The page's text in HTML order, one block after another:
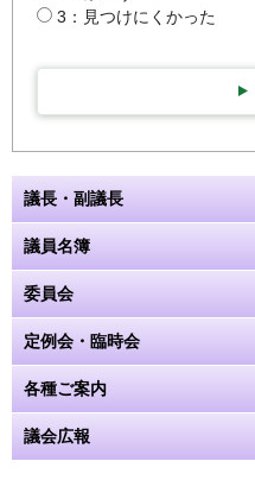
3：見つけにくかった
議長・副議長
議員名簿
委員会
定例会・臨時会
各種ご案内
議会広報